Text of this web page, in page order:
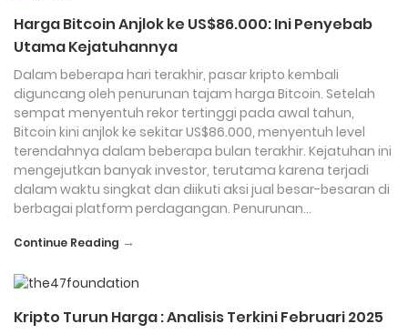
Harga Bitcoin Anjlok ke US$86.000: Ini Penyebab
Utama Kejatuhannya
Dalam beberapa hari terakhir, pasar kripto kembali
diguncang oleh penurunan tajam harga Bitcoin. Setelah
sempat menyentuh rekor tertinggi pada awal tahun,
Bitcoin kini anjlok ke sekitar US$86.000, menyentuh level
terendahnya dalam beberapa bulan terakhir. Kejatuhan ini
mengejutkan banyak investor, terutama karena terjadi
dalam waktu singkat dan diikuti aksi jual besar-besaran di
berbagai platform perdagangan. Penurunan…
Continue Reading →
Kripto Turun Harga : Analisis Terkini Februari 2025